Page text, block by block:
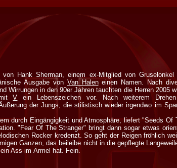
Hank Sherman, einem ex-Mitglied von Gruselonkel
Ausgabe von Van Haleneinen Namen. Nach
Wirrungen in den 90er Jahren tauchten die Herren 2005
mitV ein Lebenszeichen vor. Nach weiterem
der Jungs, die stilistisch wieder irgendwo im
durch Eingängigkeit und Atmosphäre, liefert "Seeds Of
"Fear Of The Stranger" bringt dann sogar etwas
Rocker kredenzt. So geht der Reigen fröhlich
Ganzen, das beileibe nicht in die gepflegte
Ass im Ärmel hat. Fein.